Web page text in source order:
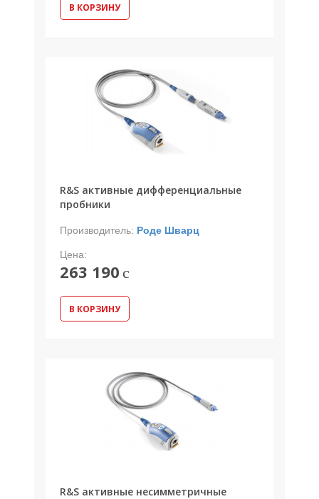
В КОРЗИНУ
R&S активные дифференциальные
пробники
Производитель: Роде Шварц
Цена:
263 190 c
В КОРЗИНУ
R&S активные несимметричные